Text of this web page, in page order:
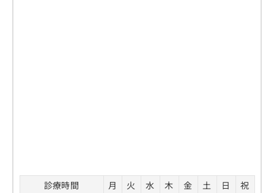
診療時間 月 火 水 木 金 土 日
祝